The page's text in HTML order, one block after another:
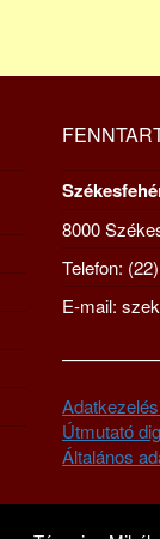
8000
Telefon:
E-mail:
Útmutató
Általános